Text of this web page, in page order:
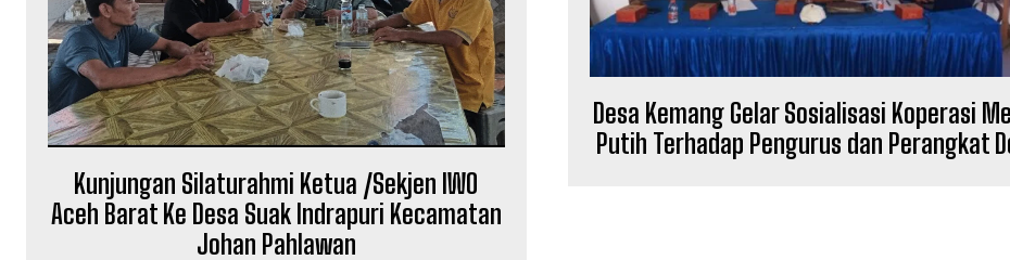
Kunjungan Silaturahmi Ketua /Sekjen IWO
Aceh Barat Ke Desa Suak Indrapuri Kecamatan
Johan Pahlawan
Desa Kemang Gelar Sosialisasi Koperasi
Putih Terhadap Pengurus dan Perangkat